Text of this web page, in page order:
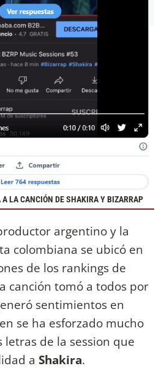
LA CANCIÓN DE SHAKIRA Y BIZARRAP
argentino y la
colombiana se ubicó en
de los rankings de
canción tomó a todos por
sentimientos en
se ha esforzado mucho
de la session que
a Shakira.